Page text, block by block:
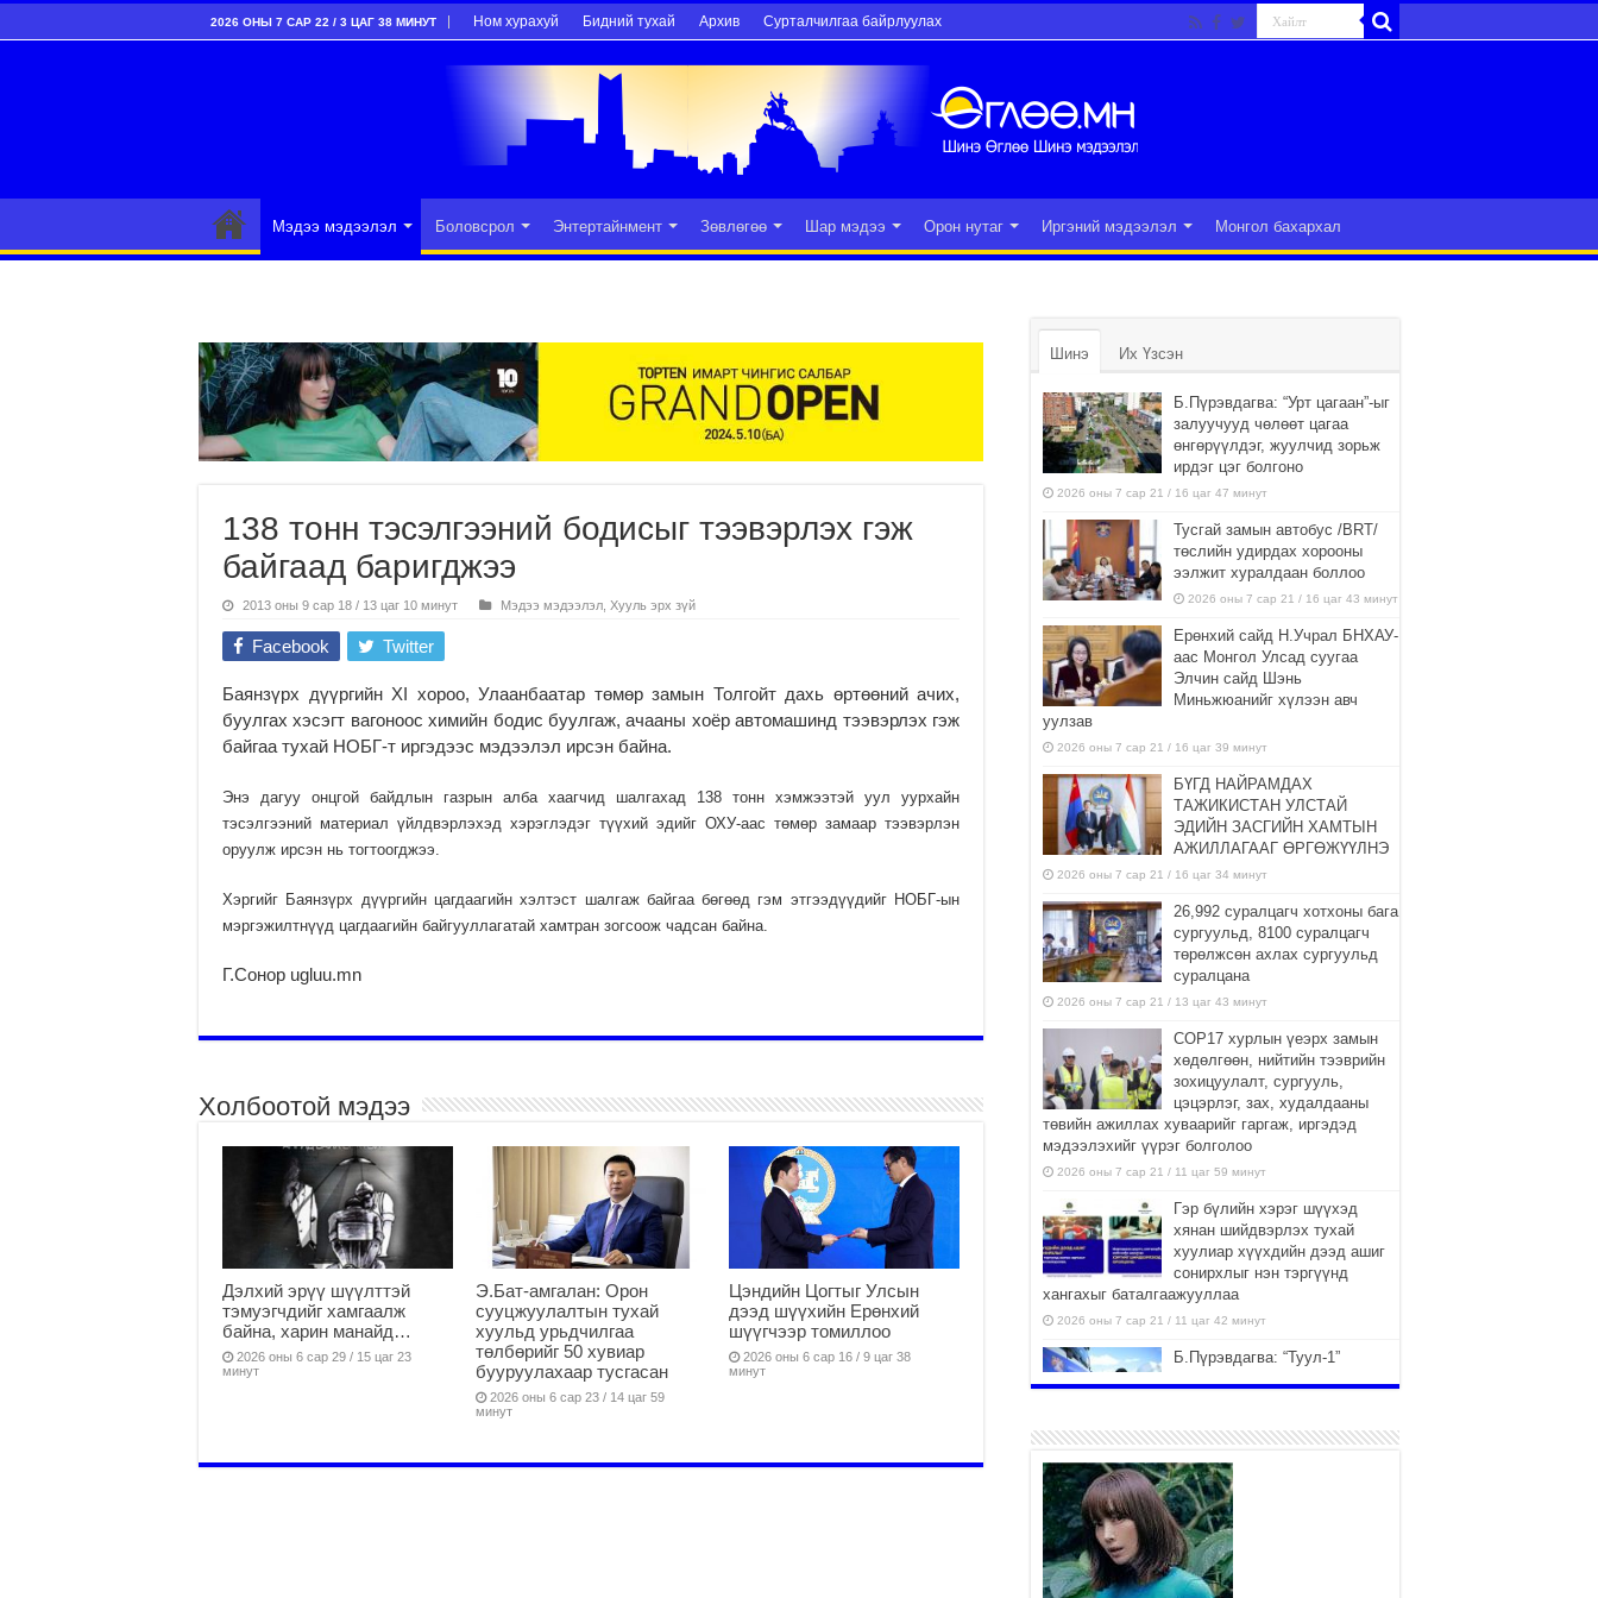
2026 ОНЫ 7 САР 22 / 3 ЦАГ 38 МИНУТ Ном хурахуй Бидний тухай Архив Сурталчилгаа байрлуулах
Мэдээ мэдээлэл Боловсрол Энтертайнмент Зөвлөгөө Шар мэдээ Орон нутаг Иргэний мэдээлэл Монгол бахархал
138 тонн тэсэлгээний бодисыг тээвэрлэх гэж
байгаад баригджээ
2013 оны 9 сар 18 / 13 цаг 10 минут Мэдээ мэдээлэл Хууль эрх зүй
Facebook Twitter
Баянзүрх дүүргийн XI хороо, Улаанбаатар төмөр замын Толгойт дахь өртөөний ачих,
буулгах хэсэгт вагоноос химийн бодис буулгаж, ачааны хоёр автомашинд тээвэрлэх гэж
байгаа тухай НОБГ-т иргэдээс мэдээлэл ирсэн байна.
Энэ дагуу онцгой байдлын газрын алба хаагчид шалгахад 138 тонн хэмжээтэй уул уурхайн
тэсэлгээний материал үйлдвэрлэхэд хэрэглэдэг түүхий эдийг ОХУ-аас төмөр замаар тээвэрлэн
оруулж ирсэн нь тогтоогджээ.
Хэргийг Баянзүрх дүүргийн цагдаагийн хэлтэст шалгаж байгаа бөгөөд гэм этгээдүүдийг НОБГ-ын
мэргэжилтнүүд цагдаагийн байгууллагатай хамтран зогсоож чадсан байна.
Г.Сонор ugluu.mn
Холбоотой мэдээ
Дэлхий эрүү шүүлттэй
тэмуэгчдийг хамгаалж
байна, харин манайд…
2026 оны 6 сар 29 / 15 цаг 23
минут
Э.Бат-амгалан: Орон
сууцжуулалтын тухай
хуульд урьдчилгаа
төлбөрийг 50 хувиар
бууруулахаар тусгасан
2026 оны 6 сар 23 / 14 цаг 59
минут
Цэндийн Цогтыг Улсын
дээд шүүхийн Ерөнхий
шүүгчээр томиллоо
2026 оны 6 сар 16 / 9 цаг 38
минут
Шинэ Их Үзсэн
Б.Пүрэвдагва: “Урт цагаан”-ыг
залуучууд чөлөөт цагаа
өнгөрүүлдэг, жуулчид зорьж
ирдэг цэг болгоно
2026 оны 7 сар 21 / 16 цаг 47 минут
Тусгай замын автобус /BRT/
төслийн удирдах хорооны
ээлжит хуралдаан боллоо
2026 оны 7 сар 21 / 16 цаг 43 минут
Ерөнхий сайд Н.Учрал БНХАУ-
аас Монгол Улсад суугаа
Элчин сайд Шэнь
Миньжюанийг хүлээн авч
уулзав
2026 оны 7 сар 21 / 16 цаг 39 минут
БҮГД НАЙРАМДАХ
ТАЖИКИСТАН УЛСТАЙ
ЭДИЙН ЗАСГИЙН ХАМТЫН
АЖИЛЛАГААГ ӨРГӨЖҮҮЛНЭ
2026 оны 7 сар 21 / 16 цаг 34 минут
26,992 суралцагч хотхоны бага
сургуульд, 8100 суралцагч
төрөлжсөн ахлах сургуульд
суралцана
2026 оны 7 сар 21 / 13 цаг 43 минут
COP17 хурлын үеэрх замын
хөдөлгөөн, нийтийн тээврийн
зохицуулалт, сургууль,
цэцэрлэг, зах, худалдааны
төвийн ажиллах хуваарийг гаргаж, иргэдэд
мэдээлэхийг үүрэг болголоо
2026 оны 7 сар 21 / 11 цаг 59 минут
Гэр бүлийн хэрэг шүүхэд
хянан шийдвэрлэх тухай
хуулиар хүүхдийн дээд ашиг
сонирхлыг нэн тэргүүнд
хангахыг баталгаажууллаа
2026 оны 7 сар 21 / 11 цаг 42 минут
Б.Пүрэвдагва: “Туул-1”
2026 оны 7 сар 21 / 10 цаг 15 минут
НИЙСЛЭЛ, АЙМГИЙН
УДИРДЛАГУУДЫН АЖЛЫГ
ХҮНД СУРТЛЫГ БУУРУУЛЖ,
ИРГЭД, АЖ АХУЙН НЭГЖИЙН
АЧААГ ХЭРХЭН ХӨНГӨЛСНӨӨР ДҮГНЭНЭ